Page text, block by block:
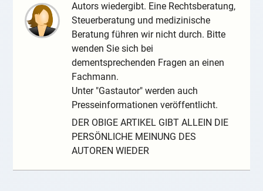
Autors wiedergibt. Eine Rechtsberatung,
Steuerberatung und medizinische
Beratung führen wir nicht durch. Bitte
wenden Sie sich bei
dementsprechenden Fragen an einen
Fachmann.
Unter "Gastautor" werden auch
Presseinformationen veröffentlicht.
DER OBIGE ARTIKEL GIBT ALLEIN DIE
PERSÖNLICHE MEINUNG DES
AUTOREN WIEDER